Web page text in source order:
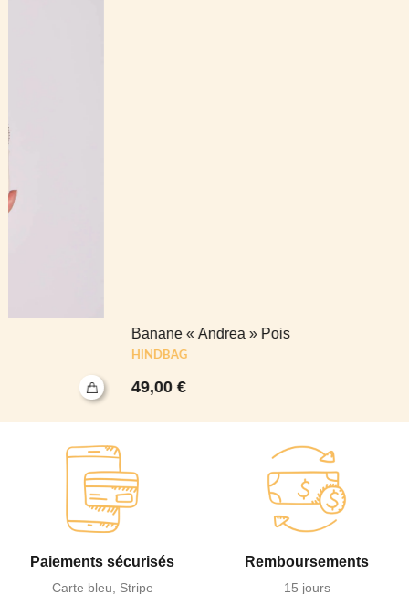
Banane « Andrea » Pois
Paiements sécurisés
Carte bleu, Stripe
Remboursements
15 jours